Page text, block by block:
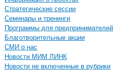
Стратегические сессии
Семинары и тренинги
Программы для предпринимателей
Благотворительные акции
СМИ о нас
Новости МИМ ЛИНК
Новости не включенные в рубрики